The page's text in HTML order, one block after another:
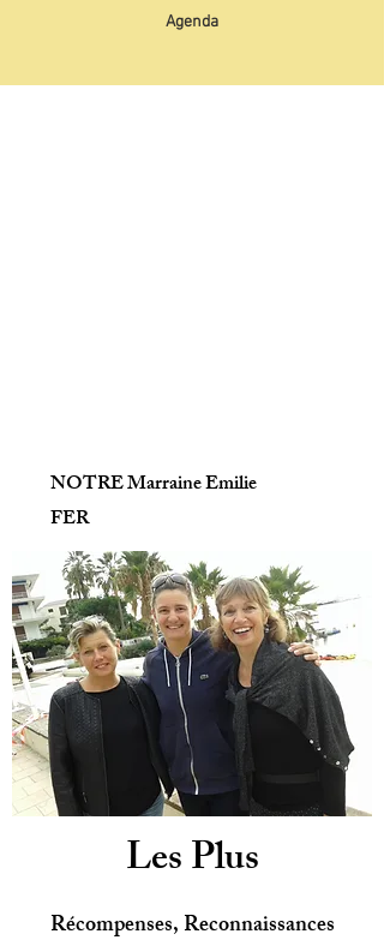
Agenda
NOTRE Marraine Emilie
FER
Les Plus
Récompenses, Reconnaissances